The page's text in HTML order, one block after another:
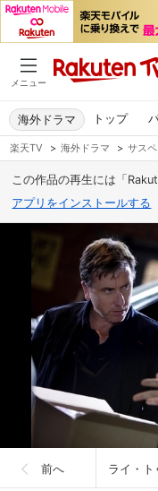
メニュー
トップ
海外ドラマ
楽天TV > 海外ドラマ > サス
この作品の再生には「
アプリをインストールする
前へ